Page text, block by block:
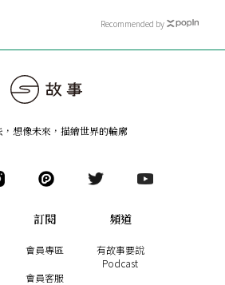
Recommended by
想像未來 ， 描繪世界的輪廓
訂閱
會員專區
會員客服
頻道
有故事要說
Podcast